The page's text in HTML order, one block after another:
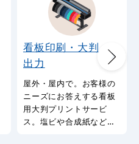
看板印刷・大判
出力
屋外・屋内で。お客様の
ニーズにお答えする看板
用大判プリントサービ
ス。塩ビや合成紙など看